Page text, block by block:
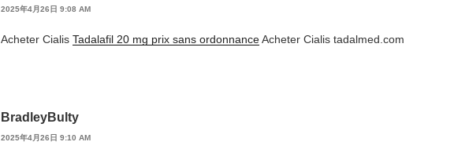
2025年4月26日 9:08 AM
Acheter Cialis Tadalafil 20 mg prix sans ordonnanceAcheter Cialis tadalmed.com
BradleyBulty
2025年4月26日 9:10 AM